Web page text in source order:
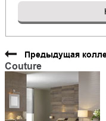
Предыдущая
Couture